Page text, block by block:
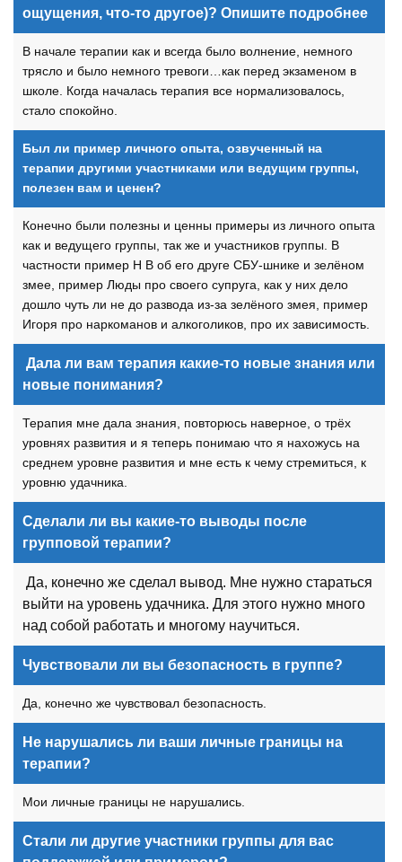
ощущения, что-то другое)? Опишите подробнее
В начале терапии как и всегда было волнение, немного
трясло и было немного тревоги…как перед экзаменом в
школе. Когда началась терапия все нормализовалось,
стало спокойно.
Был ли пример личного опыта, озвученный на
терапии другими участниками или ведущим группы,
полезен вам и ценен?
Конечно были полезны и ценны примеры из личного опыта
как и ведущего группы, так же и участников группы. В
частности пример Н В об его друге СБУ-шнике и зелёном
змее, пример Люды про своего супруга, как у них дело
дошло чуть ли не до развода из-за зелёного змея, пример
Игоря про наркоманов и алкоголиков, про их зависимость.
Дала ли вам терапия какие-то новые знания или
новые понимания?
Терапия мне дала знания, повторюсь наверное, о трёх
уровнях развития и я теперь понимаю что я нахожусь на
среднем уровне развития и мне есть к чему стремиться, к
уровню удачника.
Сделали ли вы какие-то выводы после
групповой терапии?
Да, конечно же сделал вывод. Мне нужно стараться
выйти на уровень удачника. Для этого нужно много
над собой работать и многому научиться.
Чувствовали ли вы безопасность в группе?
Да, конечно же чувствовал безопасность.
Не нарушались ли ваши личные границы на
терапии?
Мои личные границы не нарушались.
Стали ли другие участники группы для вас